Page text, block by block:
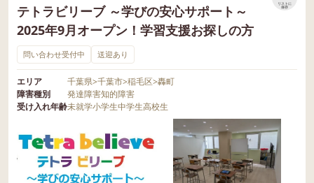
テトラビリーブ ～学びの安心サポート～
2025年9月オープン！学習支援お探しの方
リストに
保存
問い合わせ受付中 送迎あり
エリア 千葉県>千葉市>稲毛区>轟町
障害種別
発達障害知的障害
受け入れ年齢未就学小学生中学生高校生